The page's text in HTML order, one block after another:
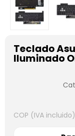
Teclado
Iluminado
COP (IVA incluido)